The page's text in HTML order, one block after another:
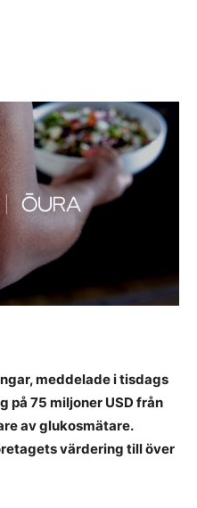
meddelade i tisdags
på 75 miljoner USD från
av glukosmätare.
värdering till över